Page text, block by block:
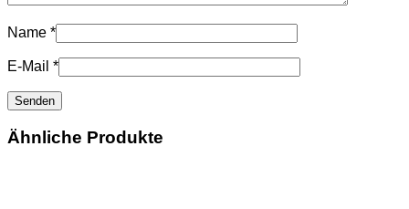
Name *
E-Mail *
Ähnliche Produkte